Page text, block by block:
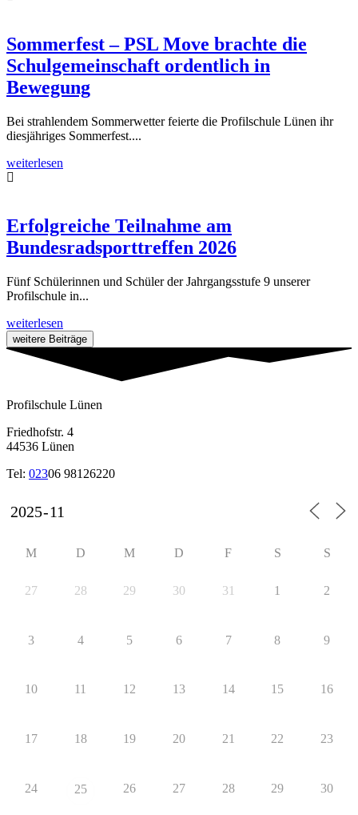
Sommerfest – PSL Move brachte die
Schulgemeinschaft ordentlich in
Bewegung
Bei strahlendem Sommerwetter feierte die Profilschule Lünen ihr
diesjähriges Sommerfest....
weiterlesen
Erfolgreiche Teilnahme am
Bundesradsporttreffen 2026
Fünf Schülerinnen und Schüler der Jahrgangsstufe 9 unserer
Profilschule in...
weiterlesen
weitere Beiträge
Profilschule Lünen
Friedhofstr. 4
44536 Lünen
Tel: 02306 98126220
M D M D F S S
27 28 29 30 31 1 2
3 4 5 6 7 8 9
10 11 12 13 14 15 16
17 18 19 20 21 22 23
24 25 26 27 28 29 30